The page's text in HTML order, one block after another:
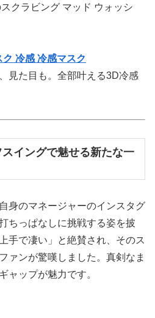
クラビング マッド ウォッシ
冷感 冷感マスク
見た目も。全部叶える3D冷感
イングで魅せる新たな一
身のマネージャーのインスタグ
ちっぱなしに挑戦する姿を披
手で凄い」と絶賛され、そのス
ァンが驚嘆しました。真剣なま
ャップが魅力です。